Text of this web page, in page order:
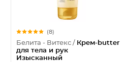
(8)
Белита - Витекс / Крем-butter
для тела и рук
Изысканный